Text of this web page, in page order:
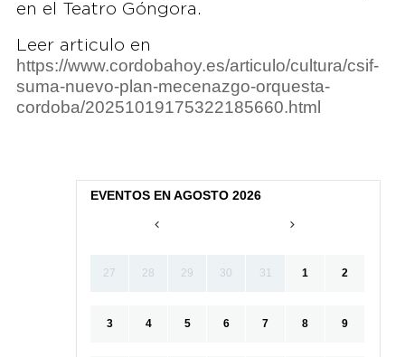
en el Teatro Góngora.
Leer articulo en
https://www.cordobahoy.es/articulo/cultura/csif-
suma-nuevo-plan-mecenazgo-orquesta-
cordoba/20251019175322185660.html
EVENTOS EN AGOSTO 2026
27 28 29 30 31 1 2
3 4 5 6 7 8 9